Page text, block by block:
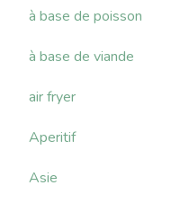
à base de poisson
à base de viande
air fryer
Aperitif
Asie